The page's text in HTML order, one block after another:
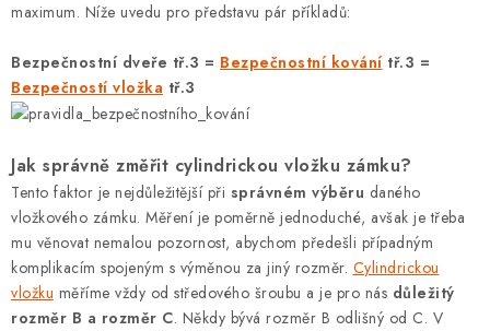
VISACÍ ZÁMKY
SPECIÁLNÍ KOVÁNÍ
DOPLŇKY KE DVEŘÍM
PRO POSUVNÉ DVEŘE
maximum. Níže uvedu pro představu pár příkladů:
Bezpečnostní dveře tř.3 = Bezpečnostní kování tř.3 =
Bezpečností vložka tř.3
Jak správně změřit cylindrickou vložku zámku?
Tento faktor je nejdůležitější při správném výběru daného
vložkového zámku. Měření je poměrně jednoduché, avšak je třeba
mu věnovat nemalou pozornost, abychom předešli případným
komplikacím spojeným s výměnou za jiný rozměr. Cylindrickou
vložku měříme vždy od středového šroubu a je pro nás důležitý
rozměr B a rozměr C. Někdy bývá rozměr B odlišný od C. V